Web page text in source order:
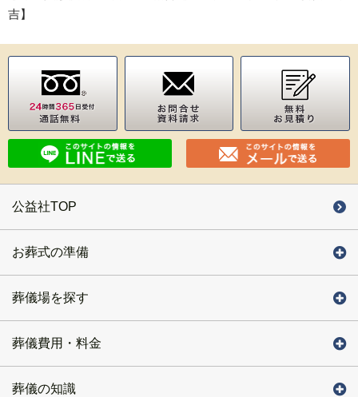
吉】
公益社TOP
お葬式の準備
葬儀場を探す
葬儀費用・料金
葬儀の知識